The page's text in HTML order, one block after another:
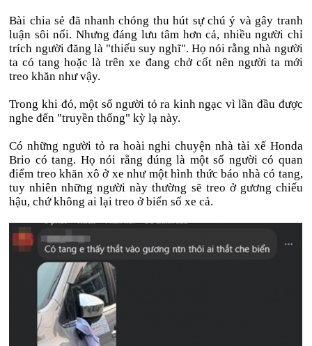
Bài chia sẻ đã nhanh chóng thu hút sự chú ý và gây tranh
luận sôi nổi. Nhưng đáng lưu tâm hơn cả, nhiều người chỉ
trích người đăng là "thiếu suy nghĩ". Họ nói rằng nhà người
ta có tang hoặc là trên xe đang chở cốt nên người ta mới
treo khăn như vậy.
Trong khi đó, một số người tỏ ra kinh ngạc vì lần đầu được
nghe đến "truyền thống" kỳ lạ này.
Có những người tỏ ra hoài nghi chuyện nhà tài xế Honda
Brio có tang. Họ nói rằng đúng là một số người có quan
điểm treo khăn xô ở xe như một hình thức báo nhà có tang,
tuy nhiên những người này thường sẽ treo ở gương chiếu
hậu, chứ không ai lại treo ở biển số xe cả.